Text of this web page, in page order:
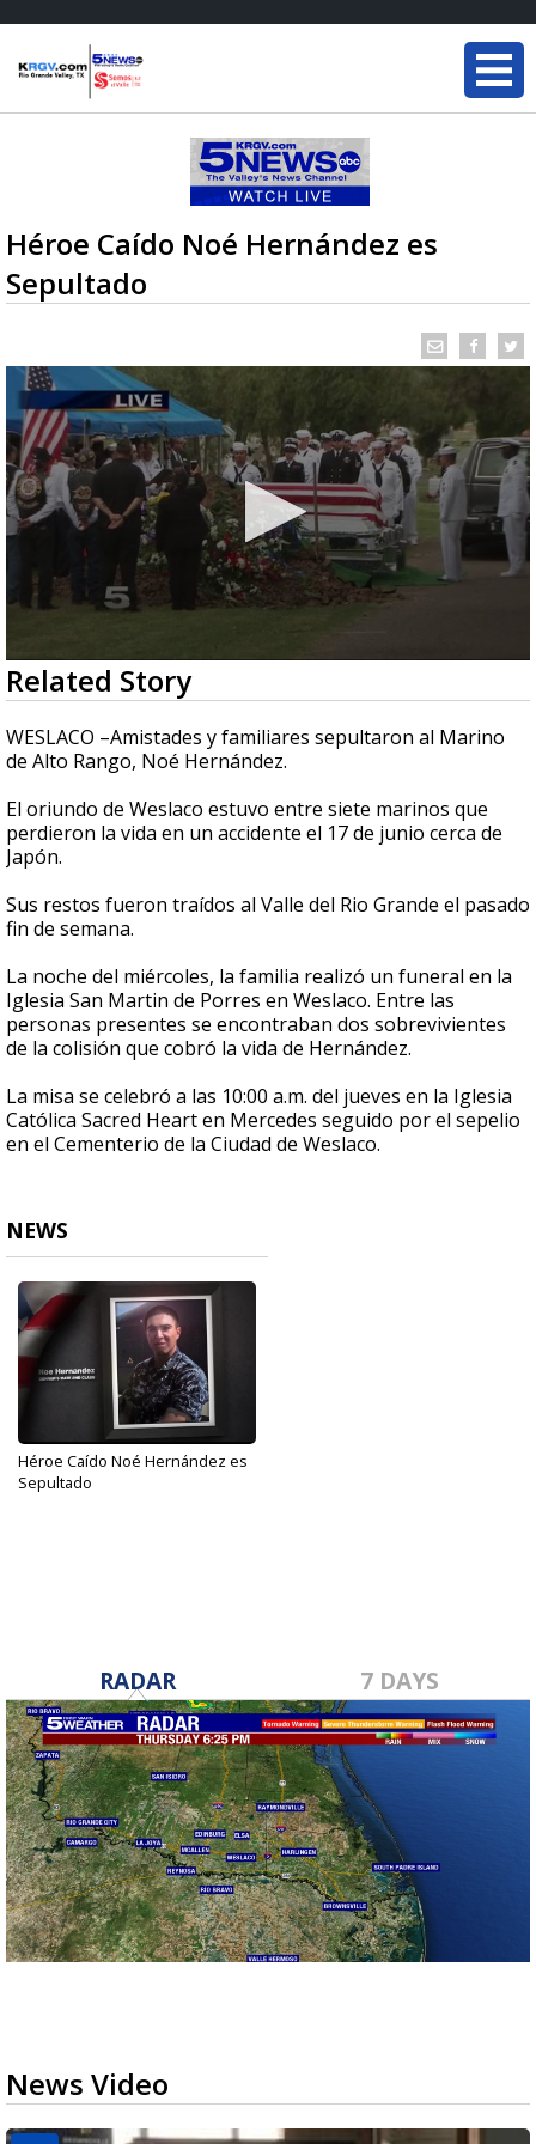
Héroe Caído Noé Hernández es
Sepultado
0
seconds
of
1
minute,
44
Related Story
WESLACO –Amistades y familiares sepultaron al Marino
de Alto Rango, Noé Hernández.
El oriundo de Weslaco estuvo entre siete marinos que
perdieron la vida en un accidente el 17 de junio cerca de
Japón.
Sus restos fueron traídos al Valle del Rio Grande el pasado
fin de semana.
La noche del miércoles, la familia realizó un funeral en la
Iglesia San Martin de Porres en Weslaco. Entre las
personas presentes se encontraban dos sobrevivientes
de la colisión que cobró la vida de Hernández.
La misa se celebró a las 10:00 a.m. del jueves en la Iglesia
Católica Sacred Heart en Mercedes seguido por el sepelio
en el Cementerio de la Ciudad de Weslaco.
NEWS
Héroe Caído Noé Hernández es
Sepultado
RADAR 7 DAYS
News Video